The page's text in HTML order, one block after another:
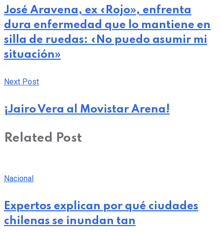
José Aravena, ex «Rojo», enfrenta
dura enfermedad que lo mantiene en
silla de ruedas: «No puedo asumir mi
situación»
Next Post
¡Jairo Vera al Movistar Arena!
Related Post
Nacional
Expertos explican por qué ciudades
chilenas se inundan tan